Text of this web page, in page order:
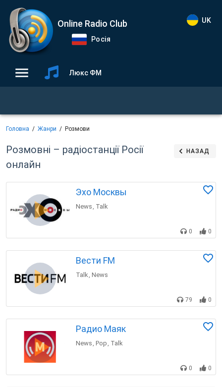
Online Radio Club
Росія
UK
Люкс ФМ
Головна Жанри Розмови
Розмовні – радіостанції Росії
онлайн
НАЗАД
Эхо Москвы
News , Talk
0 0
Вести FM
Talk, News
79 0
Радио Маяк
News , Pop , Talk
0 0